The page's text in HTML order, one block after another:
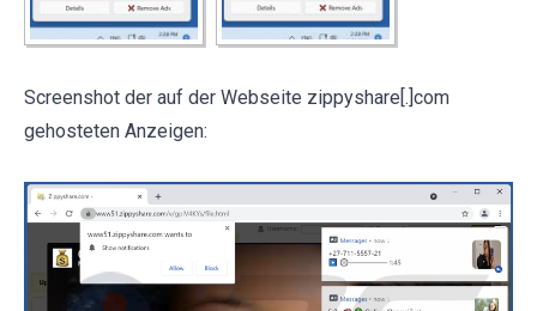
Screenshot der auf der Webseite zippyshare[.]com
gehosteten Anzeigen: